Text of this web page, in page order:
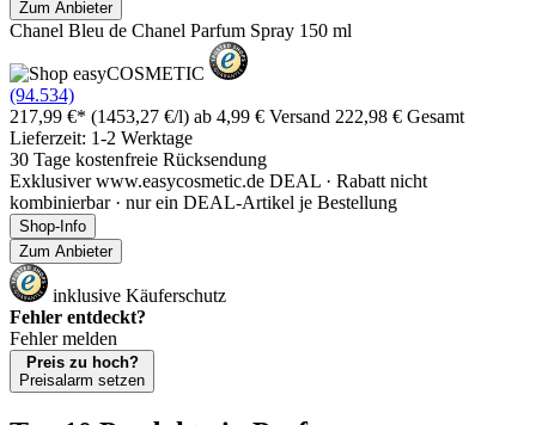
Zum Anbieter
Chanel Bleu de Chanel Parfum Spray 150 ml
(94.534)
217,99 €* (1453,27 €/l) ab 4,99 € Versand 222,98 € Gesamt
Lieferzeit: 1-2 Werktage
30 Tage kostenfreie Rücksendung
Exklusiver www.easycosmetic.de DEAL · Rabatt nicht
kombinierbar · nur ein DEAL-Artikel je Bestellung
Shop-Info
Zum Anbieter
inklusive Käuferschutz
Fehler entdeckt?
Fehler melden
Preis zu hoch?
Preisalarm setzen